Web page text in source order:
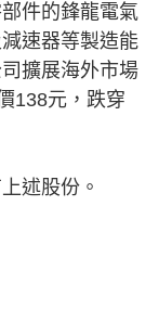
件的鋒龍電氣
速器等製造能
擴展海外市場
138元，跌穿
述股份​​。